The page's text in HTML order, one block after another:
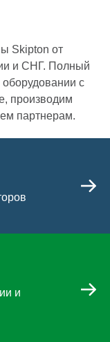
Skipton от
и СНГ. Полный
с
производим
партнерам.
и